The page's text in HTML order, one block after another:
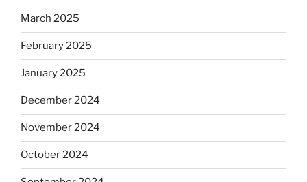
March 2025
February 2025
January 2025
December 2024
November 2024
October 2024